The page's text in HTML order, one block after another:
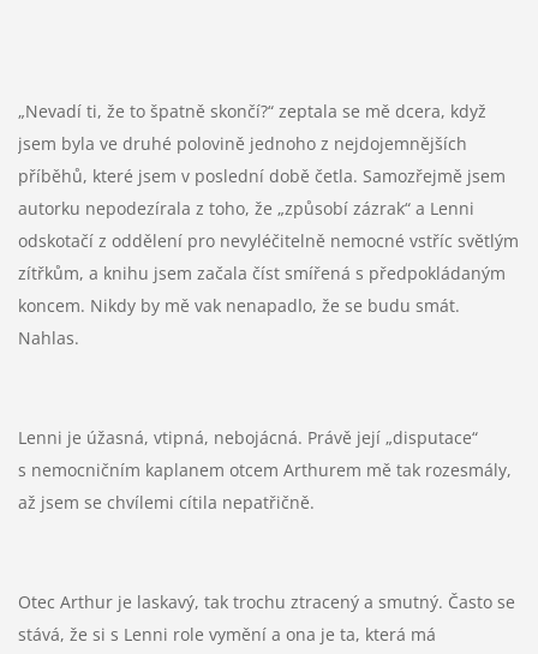
„Nevadí ti, že to špatně skončí?“ zeptala se mě dcera, když
jsem byla ve druhé polovině jednoho z nejdojemnějších
příběhů, které jsem v poslední době četla. Samozřejmě jsem
autorku nepodezírala z toho, že „způsobí zázrak“ a Lenni
odskotačí z oddělení pro nevyléčitelně nemocné vstříc světlým
zítřkům, a knihu jsem začala číst smířená s předpokládaným
koncem. Nikdy by mě vak nenapadlo, že se budu smát.
Nahlas.
Lenni je úžasná, vtipná, nebojácná. Právě její „disputace“
s nemocničním kaplanem otcem Arthurem mě tak rozesmály,
až jsem se chvílemi cítila nepatřičně.
Otec Arthur je laskavý, tak trochu ztracený a smutný. Často se
stává, že si s Lenni role vymění a ona je ta, která má